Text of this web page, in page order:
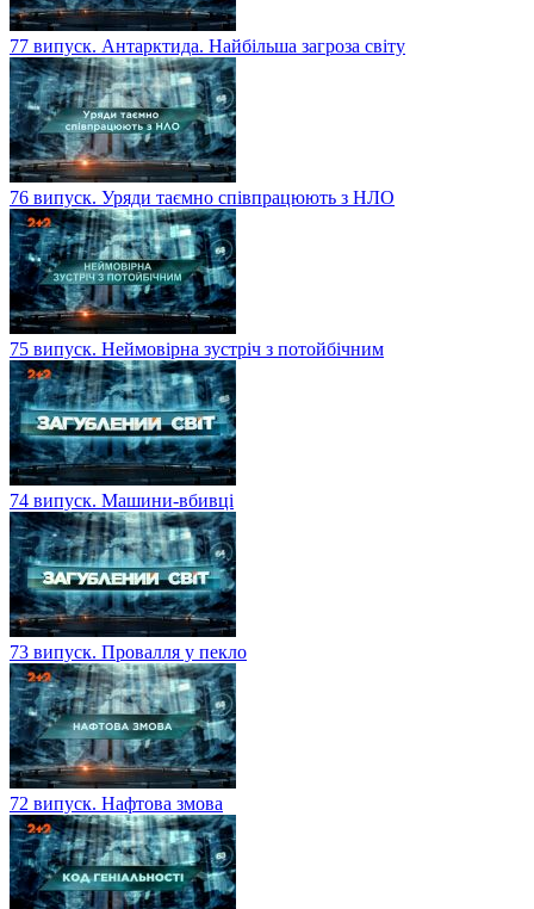
77 випуск. Антарктида. Найбільша загроза світу
76 випуск. Уряди таємно співпрацюють з НЛО
75 випуск. Неймовірна зустріч з потойбічним
74 випуск. Машини-вбивці
73 випуск. Провалля у пекло
72 випуск. Нафтова змова